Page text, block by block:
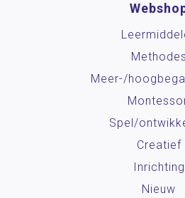
Methodes
Meer-/
Spel/
Creatief
Inrichting
Nieuw